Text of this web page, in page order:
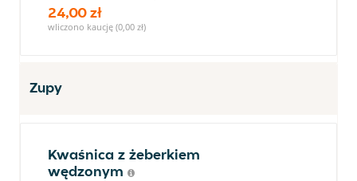
24,00 zł
wliczono kaucję (0,00 zł)
Zupy
Kwaśnica z żeberkiem
wędzonym